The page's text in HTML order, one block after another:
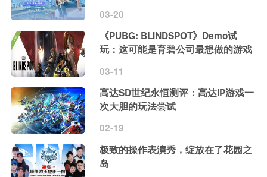
03-20
《PUBG: BLINDSPOT》Demo试
玩：这可能是育碧公司最想做的游戏
03-11
高达SD世纪永恒测评：高达IP游戏一
次大胆的玩法尝试
02-19
极致的操作表演秀，绽放在了花园之
岛